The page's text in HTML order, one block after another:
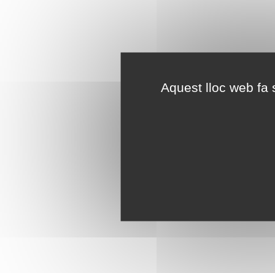
Aquest lloc web fa